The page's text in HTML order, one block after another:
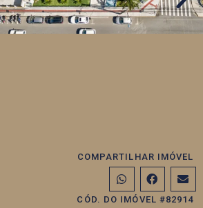
COMPARTILHAR IMÓVEL
CÓD. DO IMÓVEL #82914